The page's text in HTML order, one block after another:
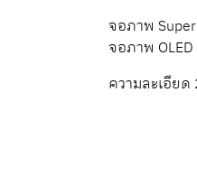
จอภาพ Super
จอภาพ
ความละเอีย